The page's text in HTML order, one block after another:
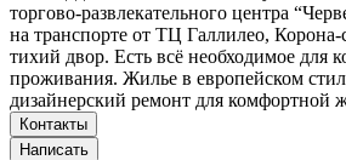
торгово-развлекательного центра
на транспорте от ТЦ Галлилео,
тихий двор. Есть всё необходимое для
проживания. Жилье в европейском
дизайнерский ремонт для комфортной
Контакты
Написать